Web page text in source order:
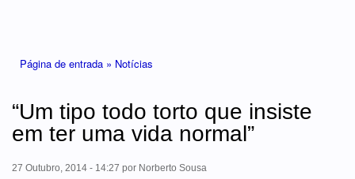
Página de entrada » Notícias
“Um tipo todo torto que insiste
em ter uma vida normal”
27 Outubro, 2014 - 14:27 por Norberto Sousa